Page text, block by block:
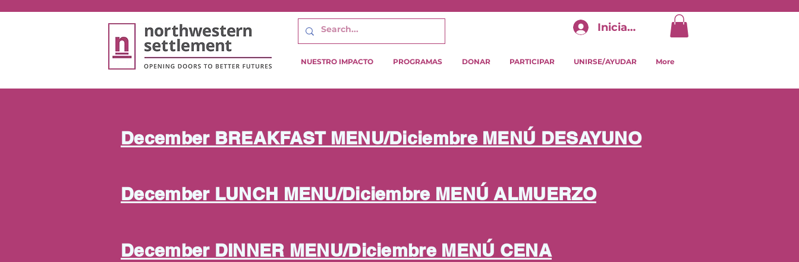
Iniciar sesión
NUESTRO IMPACTO PROGRAMAS DONAR PARTICIPAR UNIRSE/AYUDAR More
December BREAKFAST MENU/Diciembre MENÚ DESAYUNO
December LUNCH MENU/Diciembre MENÚ ALMUERZO
December DINNER MENU/Diciembre MENÚ CENA